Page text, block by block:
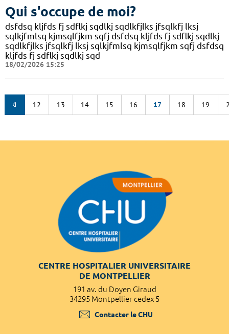
Qui s'occupe de moi?
dsfdsq kljfds fj sdflkj sqdlkj sqdlkfjlks jfsqlkfj lksj
sqlkjfmlsq kjmsqlfjkm sqfj dsfdsq kljfds fj sdflkj sqdlkj
sqdlkfjlks jfsqlkfj lksj sqlkjfmlsq kjmsqlfjkm sqfj dsfdsq
kljfds fj sdflkj sqdlkj sqd
18/02/2026 15:25
12 13 14 15 16 17 18 19
CENTRE HOSPITALIER UNIVERSITAIRE
DE MONTPELLIER
191 av. du Doyen Giraud
34295 Montpellier cedex 5
Contacter le CHU